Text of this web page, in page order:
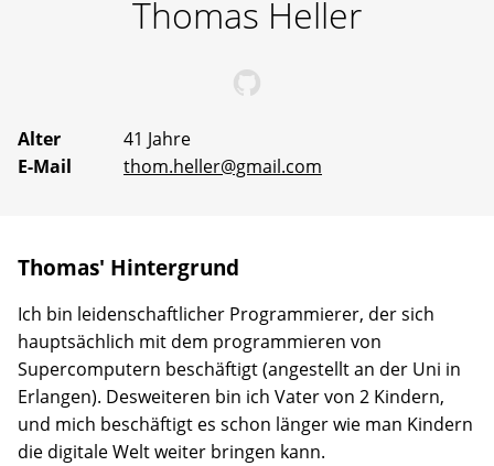
Erfahrene
Mentoren
an
Ideen
zu
Projekte
Wirklichkeit
werden
zu
lassen.
Thomas Heller
Alter
41 Jahre
E-Mail
thom.heller@gmail.com
Thomas' Hintergrund
Ich bin leidenschaftlicher Programmierer, der sich
hauptsächlich mit dem programmieren von
Supercomputern beschäftigt (angestellt an der Uni in
Erlangen). Desweiteren bin ich Vater von 2 Kindern,
und mich beschäftigt es schon länger wie man Kindern
die digitale Welt weiter bringen kann.